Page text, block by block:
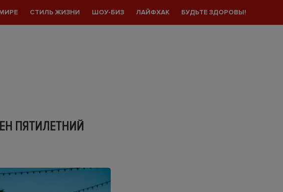
СТИЛЬ ЖИЗНИ ШОУ-БИЗ ЛАЙФХАК БУДЬТЕ ЗДОРОВЫ!
ПЯТИЛЕТНИЙ